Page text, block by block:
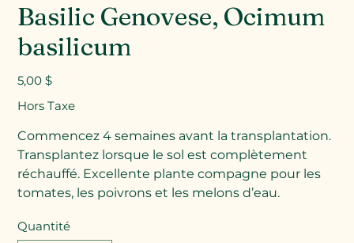
Basilic Genovese, Ocimum
basilicum
Prix
5,00 $
Hors Taxe
Commencez 4 semaines avant la transplantation.
Transplantez lorsque le sol est complètement
réchauffé. Excellente plante compagne pour les
tomates, les poivrons et les melons d’eau.
Quantité